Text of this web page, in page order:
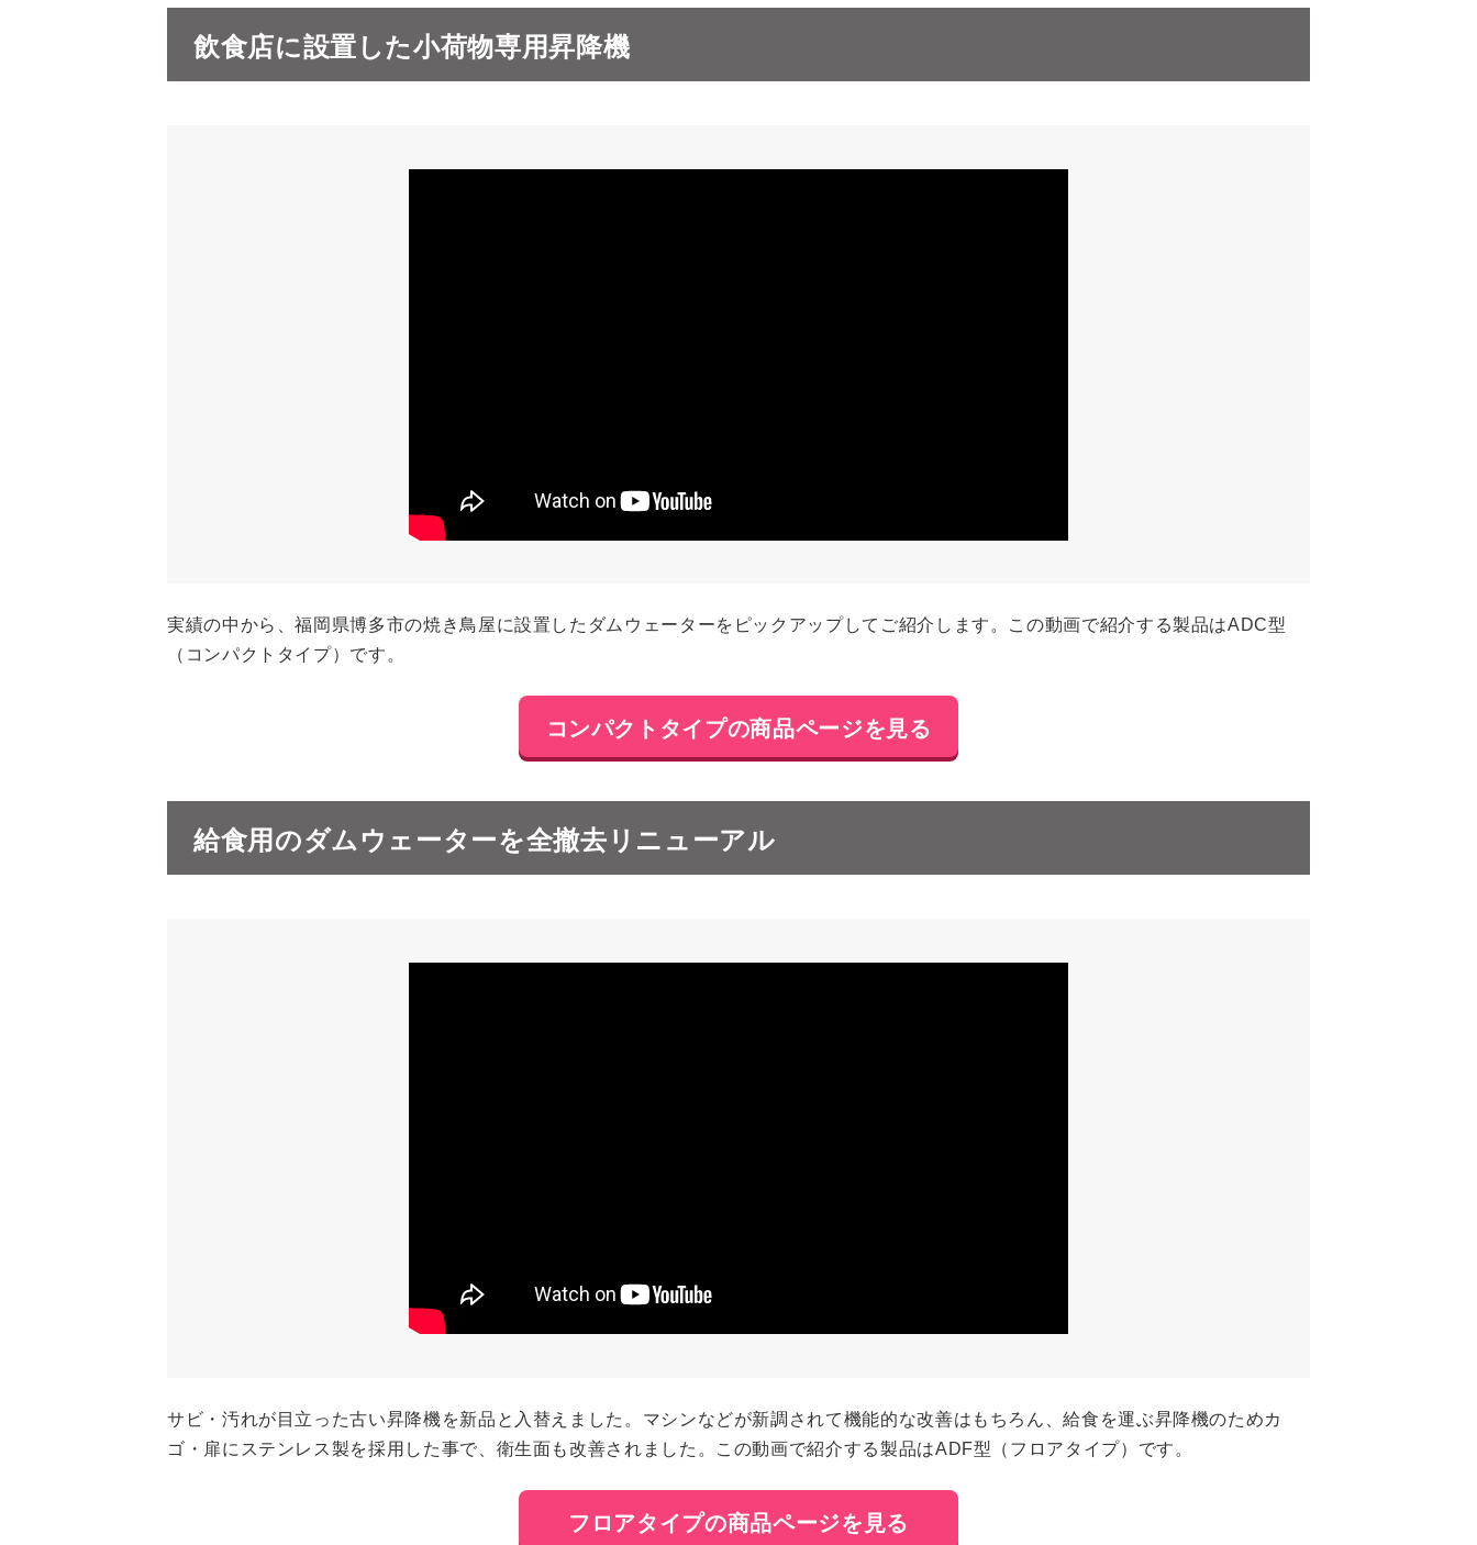
飲食店に設置した小荷物専用昇降機
実績の中から、福岡県博多市の焼き鳥屋に設置したダムウェーターをピックアップしてご紹介します。この動画で紹介する製品はADC型
（コンパクトタイプ）です。
コンパクトタイプの商品ページを見る
給食用のダムウェーターを全撤去リニューアル
サビ・汚れが目立った古い昇降機を新品と入替えました。マシンなどが新調されて機能的な改善はもちろん、給食を運ぶ昇降機のためカ
ゴ・扉にステンレス製を採用した事で、衛生面も改善されました。この動画で紹介する製品はADF型（フロアタイプ）です。
フロアタイプの商品ページを見る